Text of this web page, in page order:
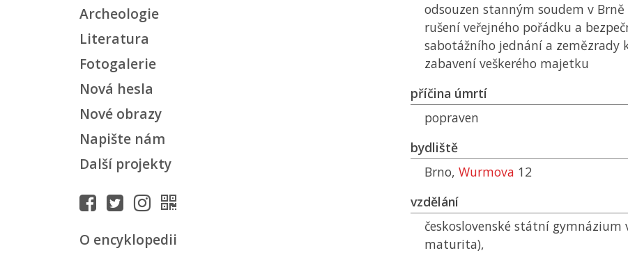
Archeologie
Literatura
Fotogalerie
Nová hesla
Nové obrazy
Napište nám
Další projekty
O encyklopedii
odsouzen stanným soudem v Brně
rušení veřejného pořádku a
sabotážního jednání a zemězrady
zabavení veškerého majetku
příčina úmrtí
popraven
bydliště
Brno, Wurmova 12
vzdělání
československé státní gymnázium
maturita),